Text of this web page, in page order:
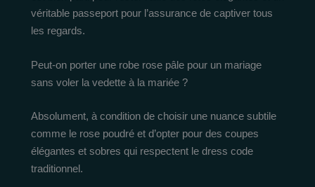
véritable passeport pour l’assurance de captiver tous
les regards.
Peut-on porter une robe rose pâle pour un mariage
sans voler la vedette à la mariée ?
Absolument, à condition de choisir une nuance subtile
comme le rose poudré et d’opter pour des coupes
élégantes et sobres qui respectent le dress code
traditionnel.